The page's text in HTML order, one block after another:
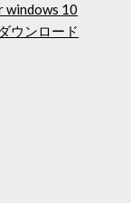
windows 10
ウンロード